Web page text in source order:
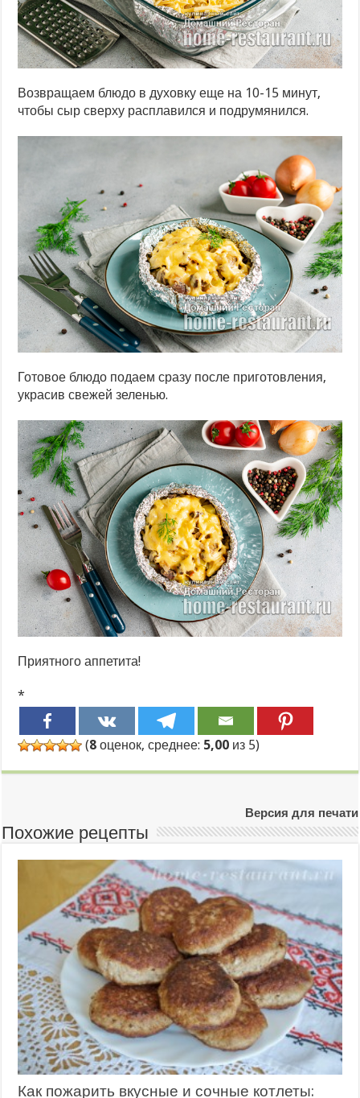
Возвращаем блюдо в духовку еще на 10-15 минут,
чтобы сыр сверху расплавился и подрумянился.
Готовое блюдо подаем сразу после приготовления,
украсив свежей зеленью.
Приятного аппетита!
*
(8 оценок, среднее: 5,00 из 5)
Версия для печати
Похожие рецепты
Как пожарить вкусные и сочные котлеты: